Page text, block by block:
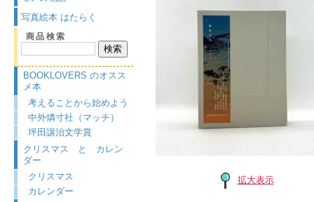
写真絵本 はたらく
商品検索
BOOKLOVERS のオスス
メ本
考えることから始めよう
中外燐寸社（マッチ）
坪田譲治文学賞
クリスマス と カレン
ダー
クリスマス
カレンダー
拡大表示